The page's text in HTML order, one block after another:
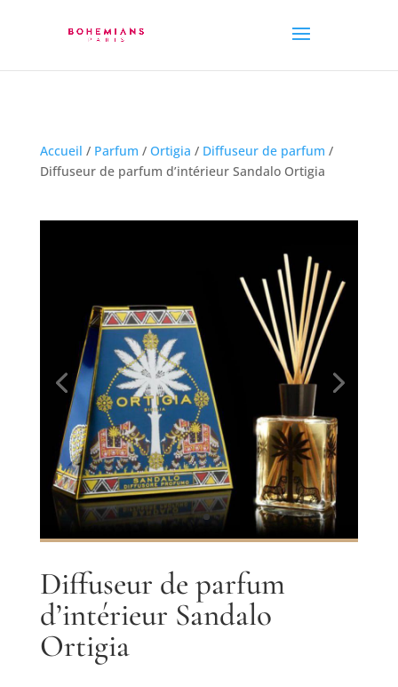
Accueil / Parfum / Ortigia / Diffuseur de parfum /
Diffuseur de parfum d’intérieur Sandalo Ortigia
Diffuseur de parfum
d’intérieur Sandalo
Ortigia